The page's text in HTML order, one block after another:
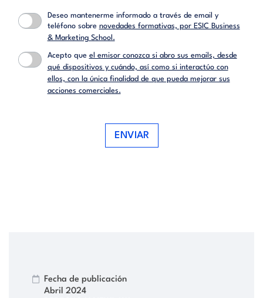
Deseo mantenerme informado a través de email y
teléfono sobre novedades formativas, por ESIC Business
& Marketing School.
Acepto que el emisor conozca si abro sus emails, desde
qué dispositivos y cuándo, así como si interactúo con
ellos, con la única finalidad de que pueda mejorar sus
acciones comerciales.
ENVIAR
Fecha de publicación
Abril 2024